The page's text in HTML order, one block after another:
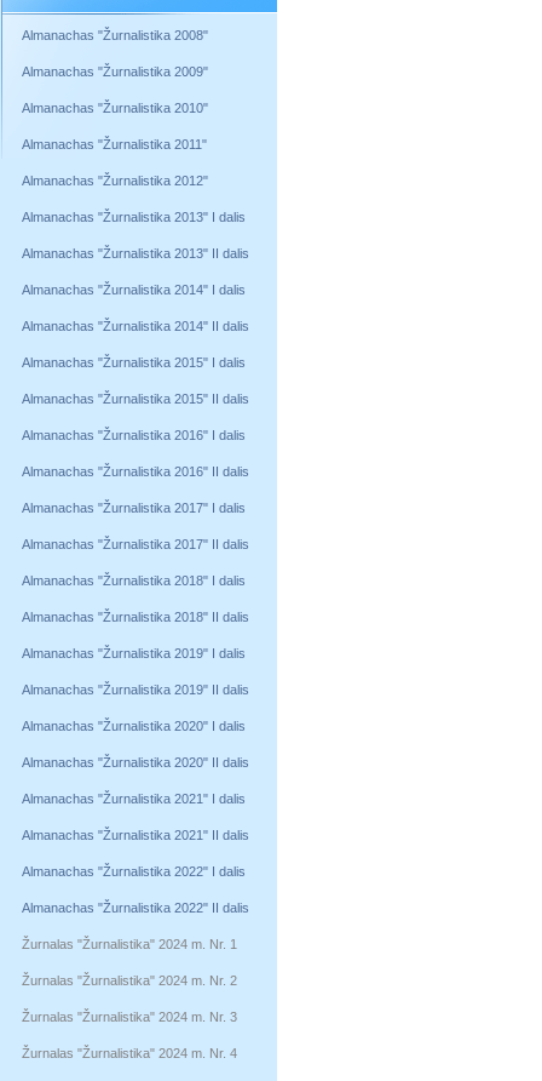
Almanachas "Žurnalistika 2008"
Almanachas "Žurnalistika 2009"
Almanachas "Žurnalistika 2010"
Almanachas "Žurnalistika 2011"
Almanachas "Žurnalistika 2012"
Almanachas "Žurnalistika 2013" I dalis
Almanachas "Žurnalistika 2013" II dalis
Almanachas "Žurnalistika 2014" I dalis
Almanachas "Žurnalistika 2014" II dalis
Almanachas "Žurnalistika 2015" I dalis
Almanachas "Žurnalistika 2015" II dalis
Almanachas "Žurnalistika 2016" I dalis
Almanachas "Žurnalistika 2016" II dalis
Almanachas "Žurnalistika 2017" I dalis
Almanachas "Žurnalistika 2017" II dalis
Almanachas "Žurnalistika 2018" I dalis
Almanachas "Žurnalistika 2018" II dalis
Almanachas "Žurnalistika 2019" I dalis
Almanachas "Žurnalistika 2019" II dalis
Almanachas "Žurnalistika 2020" I dalis
Almanachas "Žurnalistika 2020" II dalis
Almanachas "Žurnalistika 2021" I dalis
Almanachas "Žurnalistika 2021" II dalis
Almanachas "Žurnalistika 2022" I dalis
Almanachas "Žurnalistika 2022" II dalis
Žurnalas "Žurnalistika" 2024 m. Nr. 1
Žurnalas "Žurnalistika" 2024 m. Nr. 2
Žurnalas "Žurnalistika" 2024 m. Nr. 3
Žurnalas "Žurnalistika" 2024 m. Nr. 4